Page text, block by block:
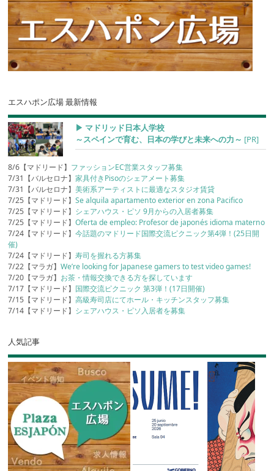
エスハポン広場 最新情報
▶︎ マドリッド日本人学校
～スペインで育む、日本の学びと未来への力～ [PR]
8/6【マドリード】 ファッションEC営業スタッフ募集
7/31【バルセロナ】家具付きPisoのシェアメート募集
7/31【バルセロナ】美術系アーティストに最適なスタジオ賃貸
7/25【マドリード】Se alquila apartamento exterior en zona Pacifico
7/25【マドリード】 シェアハウス・ピソ 9月からの入居者募集
7/25【マドリード】Oferta de empleo: Profesor de japonés idioma materno
7/24【マドリード】今話題のマドリード国際交流ピクニック第4弾！(25日開
催)
7/24【マドリード】寿司を握れる方募集
7/22【マラガ】We’re looking for Japanese gamers to test video games!
7/20【マラガ】 お茶・情報交換できる方を探しています
7/17【マドリード】 国際交流ピクニック 第3弾！(17日開催)
7/15【マドリード】高級寿司店にてホール・キッチンスタッフ募集
7/14【マドリード】 シェアハウス・ピソ入居者を募集
人気記事